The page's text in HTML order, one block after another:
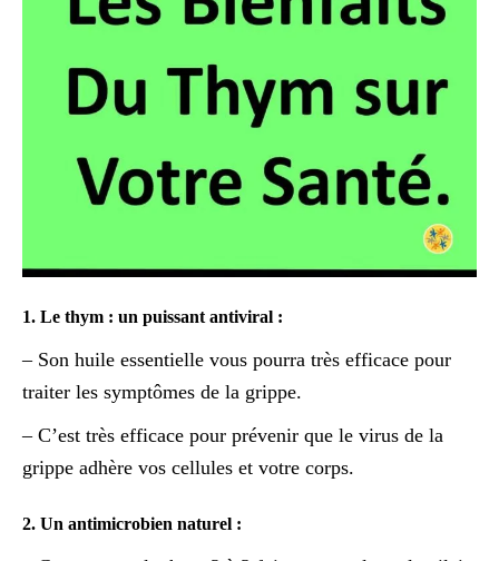
1. Le thym : un puissant antiviral :
– Son huile essentielle vous pourra très efficace pour
traiter les symptômes de la grippe.
– C’est très efficace pour prévenir que le virus de la
grippe adhère vos cellules et votre corps.
2. Un antimicrobien naturel :